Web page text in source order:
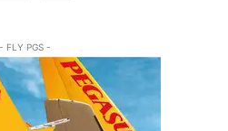
- FLY PGS -